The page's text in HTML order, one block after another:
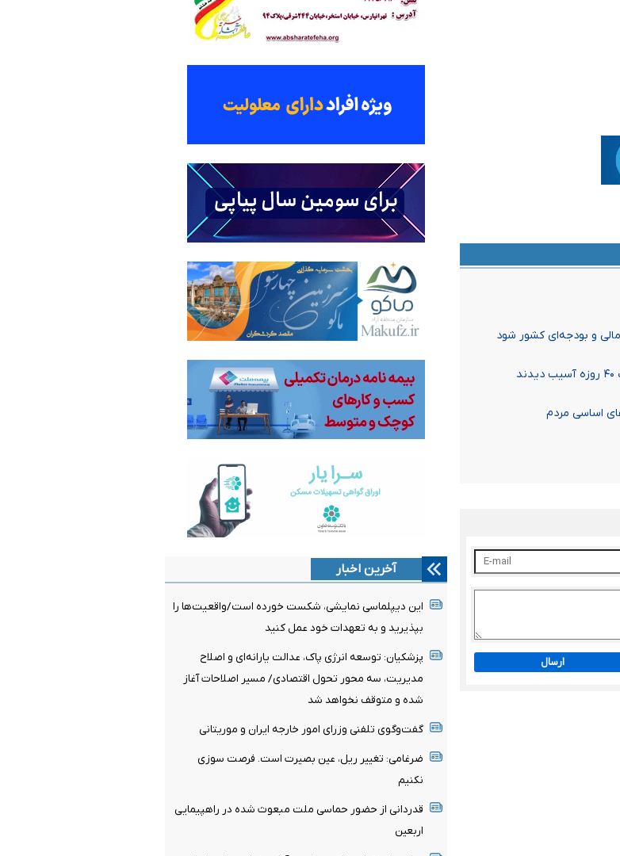
و بودجه‌ای کشور شود
اساسی مردم
ارسال
آخرین اخبار
این دیپلماسی نمایشی، شکست خورده است/واقعیت‌ها را
بپذیرید و به تعهدات خود عمل کنید
پزشکیان: توسعه انرژی پاک، عدالت یارانه‌ای و اصلاح
مدیریت، سه محور تحول اقتصادی/ مسیر اصلاحات آغاز
شده و متوقف نخواهد شد
گفت‌وگوی تلفنی وزرای امور خارجه ایران و موریتانی
ضرغامی: تغییر ریل، عین بصیرت است. فرصت سوزی
نکنیم
قدردانی از حضور حماسی ملت مبعوث شده در راهپیمایی
اربعین